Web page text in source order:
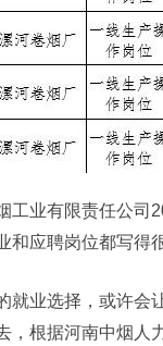
工业有限责任公
和应聘岗位都写得
就业选择，或许会
，根据河南中烟人